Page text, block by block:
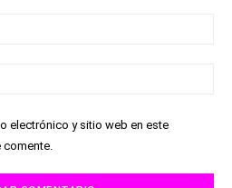
electrónico y sitio web en este